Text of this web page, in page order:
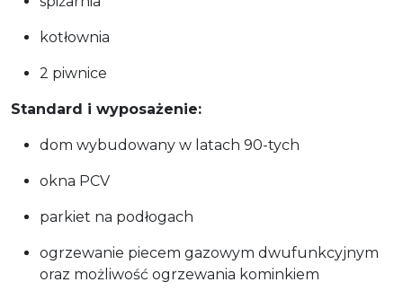
kotłownia
2 piwnice
Standard i wyposażenie:
dom wybudowany w latach 90-tych
okna PCV
parkiet na podłogach
ogrzewanie piecem gazowym dwufunkcyjnym
oraz możliwość ogrzewania kominkiem